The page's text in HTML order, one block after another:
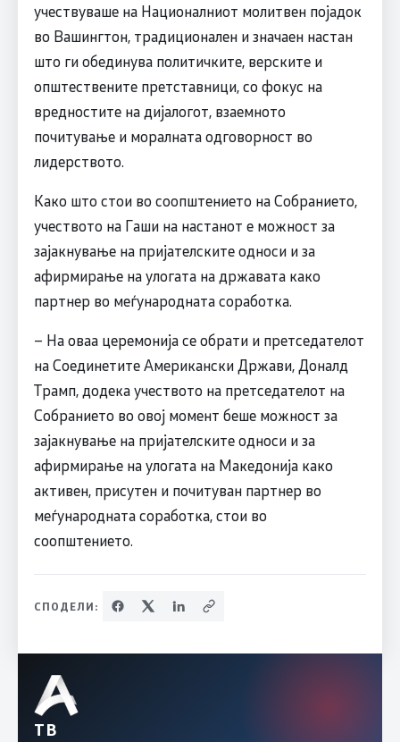
учествуваше на Националниот молитвен појадок
во Вашингтон, традиционален и значаен настан
што ги обединува политичките, верските и
општествените претставници, со фокус на
вредностите на дијалогот, взаемното
почитување и моралната одговорност во
лидерството.
Како што стои во соопштението на Собранието,
учеството на Гаши на настанот е можност за
зајакнување на пријателските односи и за
афирмирање на улогата на државата како
партнер во меѓународната соработка.
– На оваа церемонија се обрати и претседателот
на Соединетите Американски Држави, Доналд
Трамп, додека учеството на претседателот на
Собранието во овој момент беше можност за
зајакнување на пријателските односи и за
афирмирање на улогата на Македонија како
активен, присутен и почитуван партнер во
меѓународната соработка, стои во
соопштението.
СПОДЕЛИ:
ТВ